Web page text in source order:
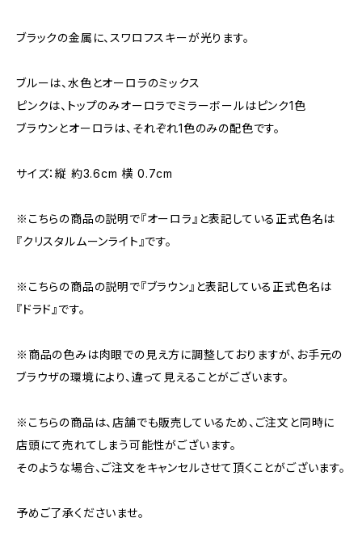
ブラックの金属に、スワロフスキーが光ります。
ブルーは、水色とオーロラのミックス
ピンクは、トップのみオーロラでミラーボールはピンク1色
ブラウンとオーロラは、それぞれ1色のみの配色です。
サイズ：縦 約3.6cm 横 0.7cm
※こちらの商品の説明で『オーロラ』と表記している正式色名は
『クリスタルムーンライト』です。
※こちらの商品の説明で『ブラウン』と表記している正式色名は
『ドラド』です。
※商品の色みは肉眼での見え方に調整しておりますが、お手元の
ブラウザの環境により、違って見えることがございます。
※こちらの商品は、店舗でも販売しているため、ご注文と同時に
店頭にて売れてしまう可能性がございます。
そのような場合、ご注文をキャンセルさせて頂くことがございます。
予めご了承くださいませ。